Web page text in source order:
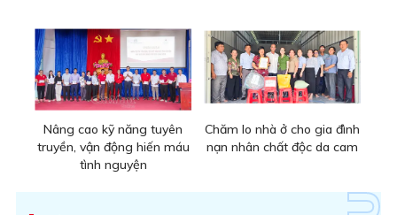
Nâng cao kỹ năng tuyên
truyền, vận động hiến máu
tình nguyện
Chăm lo nhà ở cho gia đình
nạn nhân chất độc da cam